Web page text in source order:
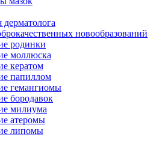
дерматолога
новообразований
родинки
моллюска
кератом
папиллом
гемангиомы
бородавок
милиума
атеромы
липомы